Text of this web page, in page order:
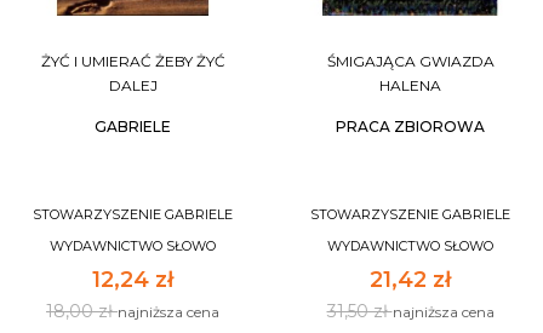
ŻYĆ I UMIERAĆ ŻEBY ŻYĆ
DALEJ
GABRIELE
STOWARZYSZENIE GABRIELE
WYDAWNICTWO SŁOWO
12,24 zł
18,00 złnajniższa cena
ŚMIGAJĄCA GWIAZDA
HALENA
PRACA ZBIOROWA
STOWARZYSZENIE GABRIELE
WYDAWNICTWO SŁOWO
21,42 zł
31,50 złnajniższa cena